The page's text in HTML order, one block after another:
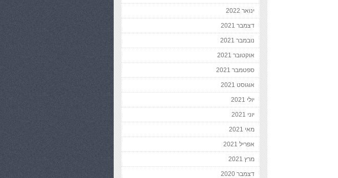
ינואר 2022
דצמבר 2021
נובמבר 2021
אוקטובר 2021
ספטמבר 2021
אוגוסט 2021
יולי 2021
יוני 2021
מאי 2021
אפריל 2021
מרץ 2021
דצמבר 2020